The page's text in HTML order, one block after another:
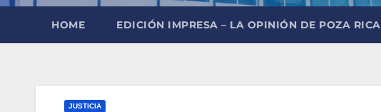
HOME EDICIÓN IMPRESA – LA OPINIÓN DE POZA RICA
JUSTICIA